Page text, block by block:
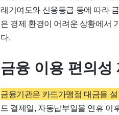
래기여도와 신용등급 등에 따라
은 경제 환경이 어려운 상황에서
다.
금융 이용 편의성
금융기관은 카드가맹점 대금을
드 결제일, 자동납부일을 연휴 이